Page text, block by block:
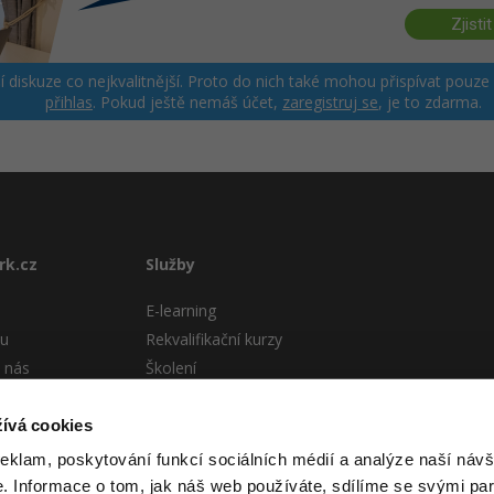
cookies
poskytování funkcí sociálních médií a analýze naší
Informace o tom, jak náš web používáte, sdílíme se svými
Zjistit
diskuze co nejkvalitnější. Proto do nich také mohou přispívat
přihlas. Pokud ještě nemáš účet, zaregistruj se, je to zdarma.
nás
Služby
E-learning
Rekvalifikační kurzy
Školení